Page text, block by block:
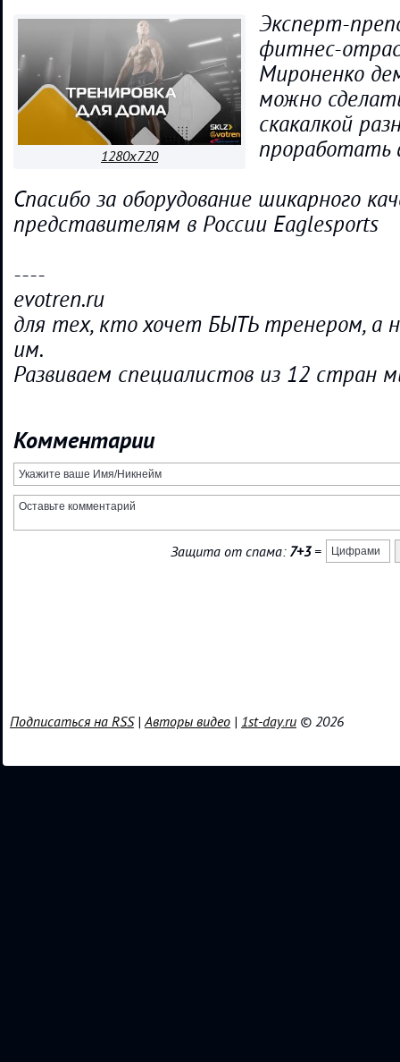
1280x720
Эксперт-
фитнес-
Мироненко
можно
скакалкой
проработать
Спасибо за оборудование шикарного
представителям в России Eaglesports
----
evotren.ru
для тех, кто хочет БЫТЬ тренером, а
им.
Развиваем специалистов из 12 стран
Комментарии
Защита от спама: 7+3=
Подписаться на RSS|Авторы видео | 1st-day.ru © 2026